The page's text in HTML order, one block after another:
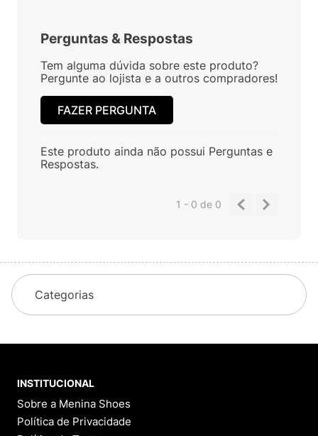
Perguntas & Respostas
Tem alguma dúvida sobre este produto?
Pergunte ao lojista e a outros compradores!
FAZER PERGUNTA
Este produto ainda não possui Perguntas e
Respostas.
1 - 0de 0
Categorias
INSTITUCIONAL
Sobre a Menina Shoes
Política de Privacidade